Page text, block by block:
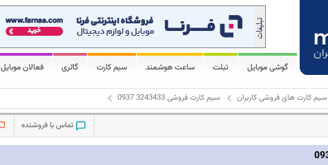
گوشی موبایل تبلت ساعت هوشمند سیم کارت گالری فعالان موبایل
سیم کارت های فروشی کاربران سیم کارت فروشی 3243433 0937
تماس با فروشنده